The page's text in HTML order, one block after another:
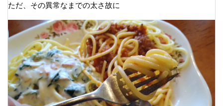
ただ、その異常なまでの太さ故に